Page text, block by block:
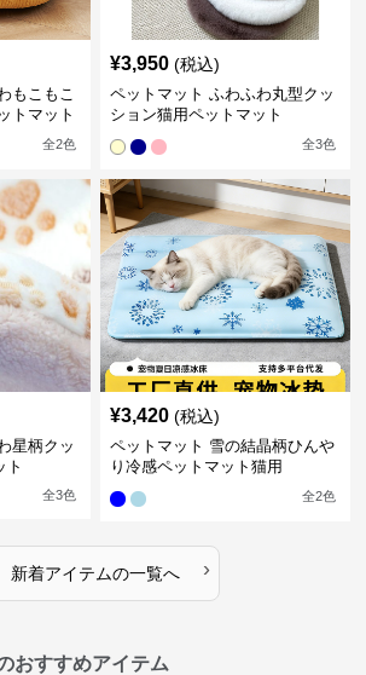
もこもこ
トマット
全2色
¥3,950 (税込)
ペットマット ふわふわ丸型クッ
ション猫用ペットマット
全3色
星柄クッ
ト
全3色
¥3,420 (税込)
ペットマット 雪の結晶柄ひんや
り冷感ペットマット猫用
全2色
新着アイテムの一覧へ ›
おすすめアイテム